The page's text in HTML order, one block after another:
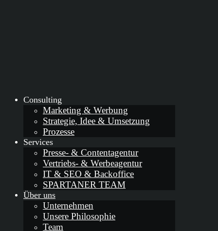
Consulting
Marketing & Werbung
Strategie, Idee & Umsetzung
Prozesse
Services
Presse- & Contentagentur
Vertriebs- & Werbeagentur
IT & SEO & Backoffice
SPARTANER TEAM
Über uns
Unternehmen
Unsere Philosophie
Team